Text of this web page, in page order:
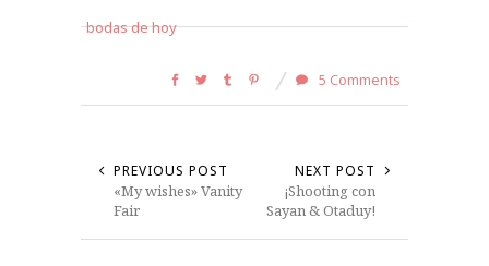
bodas de hoy
5 Comments
PREVIOUS POST
«My wishes» Vanity
Fair
NEXT POST
¡Shooting con
Sayan & Otaduy!